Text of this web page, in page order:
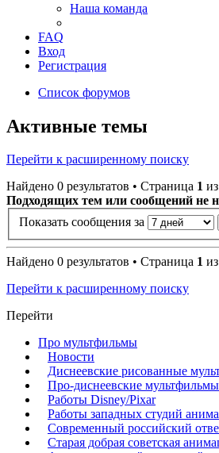
Наша команда
FAQ
Вход
Регистрация
Список форумов
Активные темы
Перейти к расширенному поиску
Найдено 0 результатов • Страница 1 из
Подходящих тем или сообщений не
Показать сообщения за
Найдено 0 результатов • Страница 1 из
Перейти к расширенному поиску
Перейти
Про мультфильмы
Новости
Диснеевские рисованные
Про-диснеевские
Работы Disney/Pixar
Работы западных студий
Современный российский
Старая добрая советская